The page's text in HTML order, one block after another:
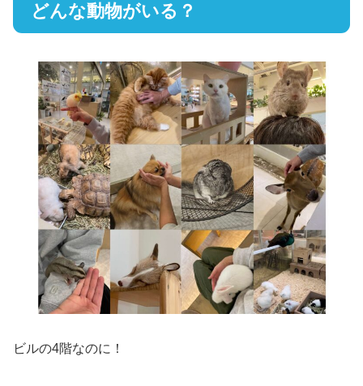
どんな動物がいる？
ビルの4階なのに！